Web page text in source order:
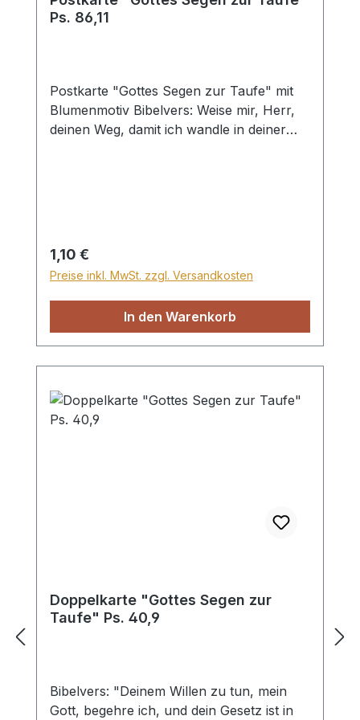
Ps. 86,11
Postkarte "Gottes Segen zur Taufe" mit
Blumenmotiv Bibelvers: Weise mir, Herr,
deinen Weg, damit ich wandle in deiner
Regulärer Preis:
1,10 €
Preise inkl. MwSt. zzgl. Versandkosten
In den Warenkorb
Doppelkarte "Gottes Segen zur
Taufe" Ps. 40,9
Bibelvers: "Deinem Willen zu tun, mein
Gott, begehre ich, und dein Gesetz ist in